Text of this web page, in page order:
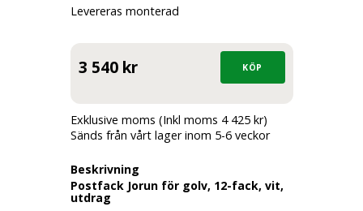
Levereras monterad
3 540 kr
Exklusive moms (Inkl moms 4 425 kr)
Sänds från vårt lager inom 5-6 veckor
Beskrivning
Postfack Jorun för golv, 12-fack, vit,
utdrag